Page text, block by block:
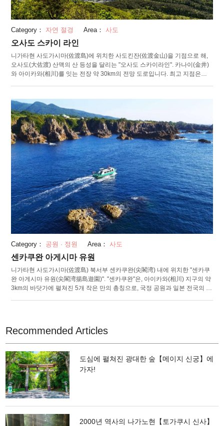
Category： 자연 절경 Area： 사도
오사도 스카이 라인
니가타현 사도가시마(佐渡島)에 위치한 사도킨잔(佐渡金山)을 기점으로 해,
오사도(大佐渡) 산맥의 산 등성을 달리는 "오사도 스카이라인". 카나이(金井)
와 아이카와(相川)를 잇는 전장 약 30km의 전망 도로입니다. 최고 지점은
가까운 삼림이 남아 있어 사계절마다 변화하는 자연의 표정을 즐길 수 있습니
다. "오사도 스카이 라인"의 해발 850m부근에는 전망대와 매점, 식당이 있는
교류 센터 "하쿠운다이(白雲台)"가. 밤의 전망대에서 사도시의 야경과 밤하늘
을 즐길 수 있습니다. 매점에서는 사도의 특산품을 구입할 수 있고, 식당에서
는 사도의 식재료를 사용한 음식을 즐길 수 있습니다.
Category： 공원 · 정원 Area： 사도
센카쿠완 아게시마 유원
니가타현 사도가시마(佐渡島) 북서부 센카쿠완(尖閣湾) 내에 위치한 "센카쿠
완 아게시마 유원(尖閣湾揚島遊園)". "센카쿠완"은, 아이카와(相川) 지구의 약
3km의 바닷가에 펼쳐진 5개 작은 만의 총칭으로, 국정 공원과 일본 전국의 나
부가 유리판으로 되어 있어, 바닷속을 헤엄치는 물고기나 해조류들의 모습을
볼 수 있습니다. 간식 코너의 인기 메뉴는 센카쿠완 명물인 “소라 항아리구
이”, “오징어 구이”. 다라이부네(たらいを船, 대야 배) 체험이나 아이들이 좋아
하는 아슬레틱 시설도 마련되어 있어 가족 모두가 함께 즐길 수 있습니다.
Recommended Articles
도심에 펼쳐진 광대한 숲【메이지 신궁】에
가자!
2000년 역사의 나가노현【토가쿠시 신사】